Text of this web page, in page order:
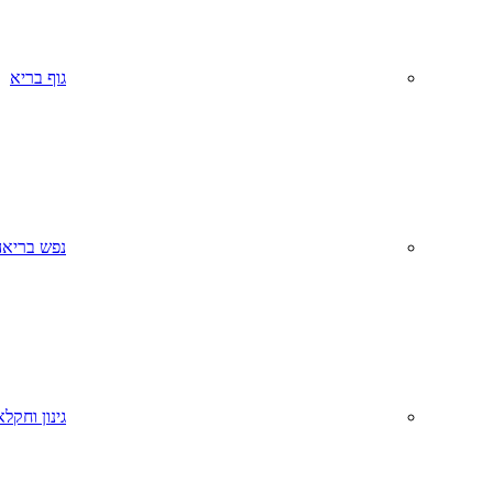
גוף בריא
נפש
גינון